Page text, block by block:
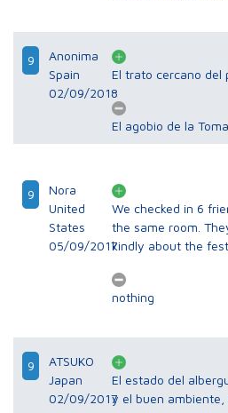
9
Anonima
Spain
02/09/2018
El trato cercano del
El agobio de la
9
Nora
United
States
05/09/2017
We checked in 6
the same room.
kindly about the
nothing
9
ATSUKO
Japan
02/09/2017
El estado del
y el buen ambiente,